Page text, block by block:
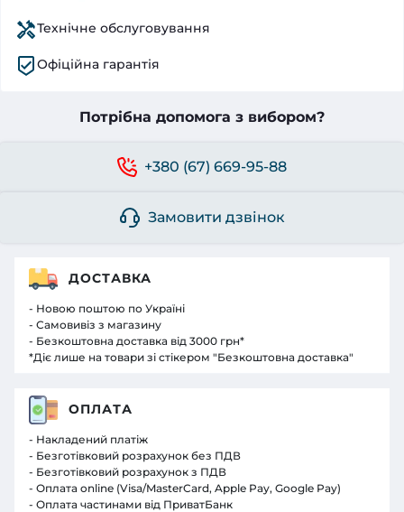
Технічне обслуговування
Офіційна гарантія
Потрібна допомога з вибором?
+380 (67) 669-95-88
Замовити дзвінок
ДОСТАВКА
- Новою поштою по Україні
- Самовивіз з магазину
- Безкоштовна доставка від 3000 грн*
*Діє лише на товари зі стікером "Безкоштовна доставка"
ОПЛАТА
- Накладений платіж
- Безготівковий розрахунок без ПДВ
- Безготівковий розрахунок з ПДВ
- Оплата online (Visa/MasterCard, Apple Pay, Google Pay)
- Оплата частинами від ПриватБанк